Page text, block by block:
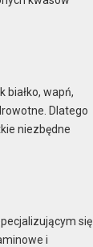
białko, wapń,
Dlatego
niezbędne
się
i